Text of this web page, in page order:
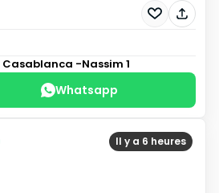
Casablanca -Nassim 1
Whatsapp
Il y a 6 heures